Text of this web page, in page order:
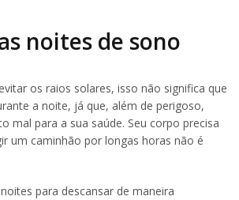
noites de sono
os raios solares, isso não significa que
a noite, já que, além de perigoso,
mal para a sua saúde. Seu corpo precisa
um caminhão por longas horas não é
para descansar de maneira